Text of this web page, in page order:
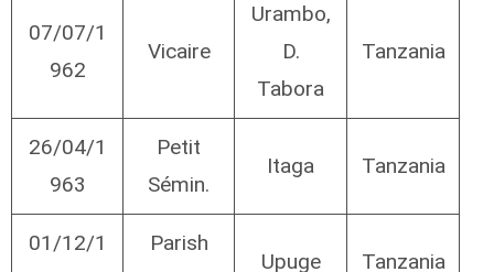
07/07/1
962
Vicaire
Urambo,
D.
Tabora
Tanzania
26/04/1
963
Petit
Sémin.
Itaga Tanzania
01/12/1
Parish
Upuge Tanzania